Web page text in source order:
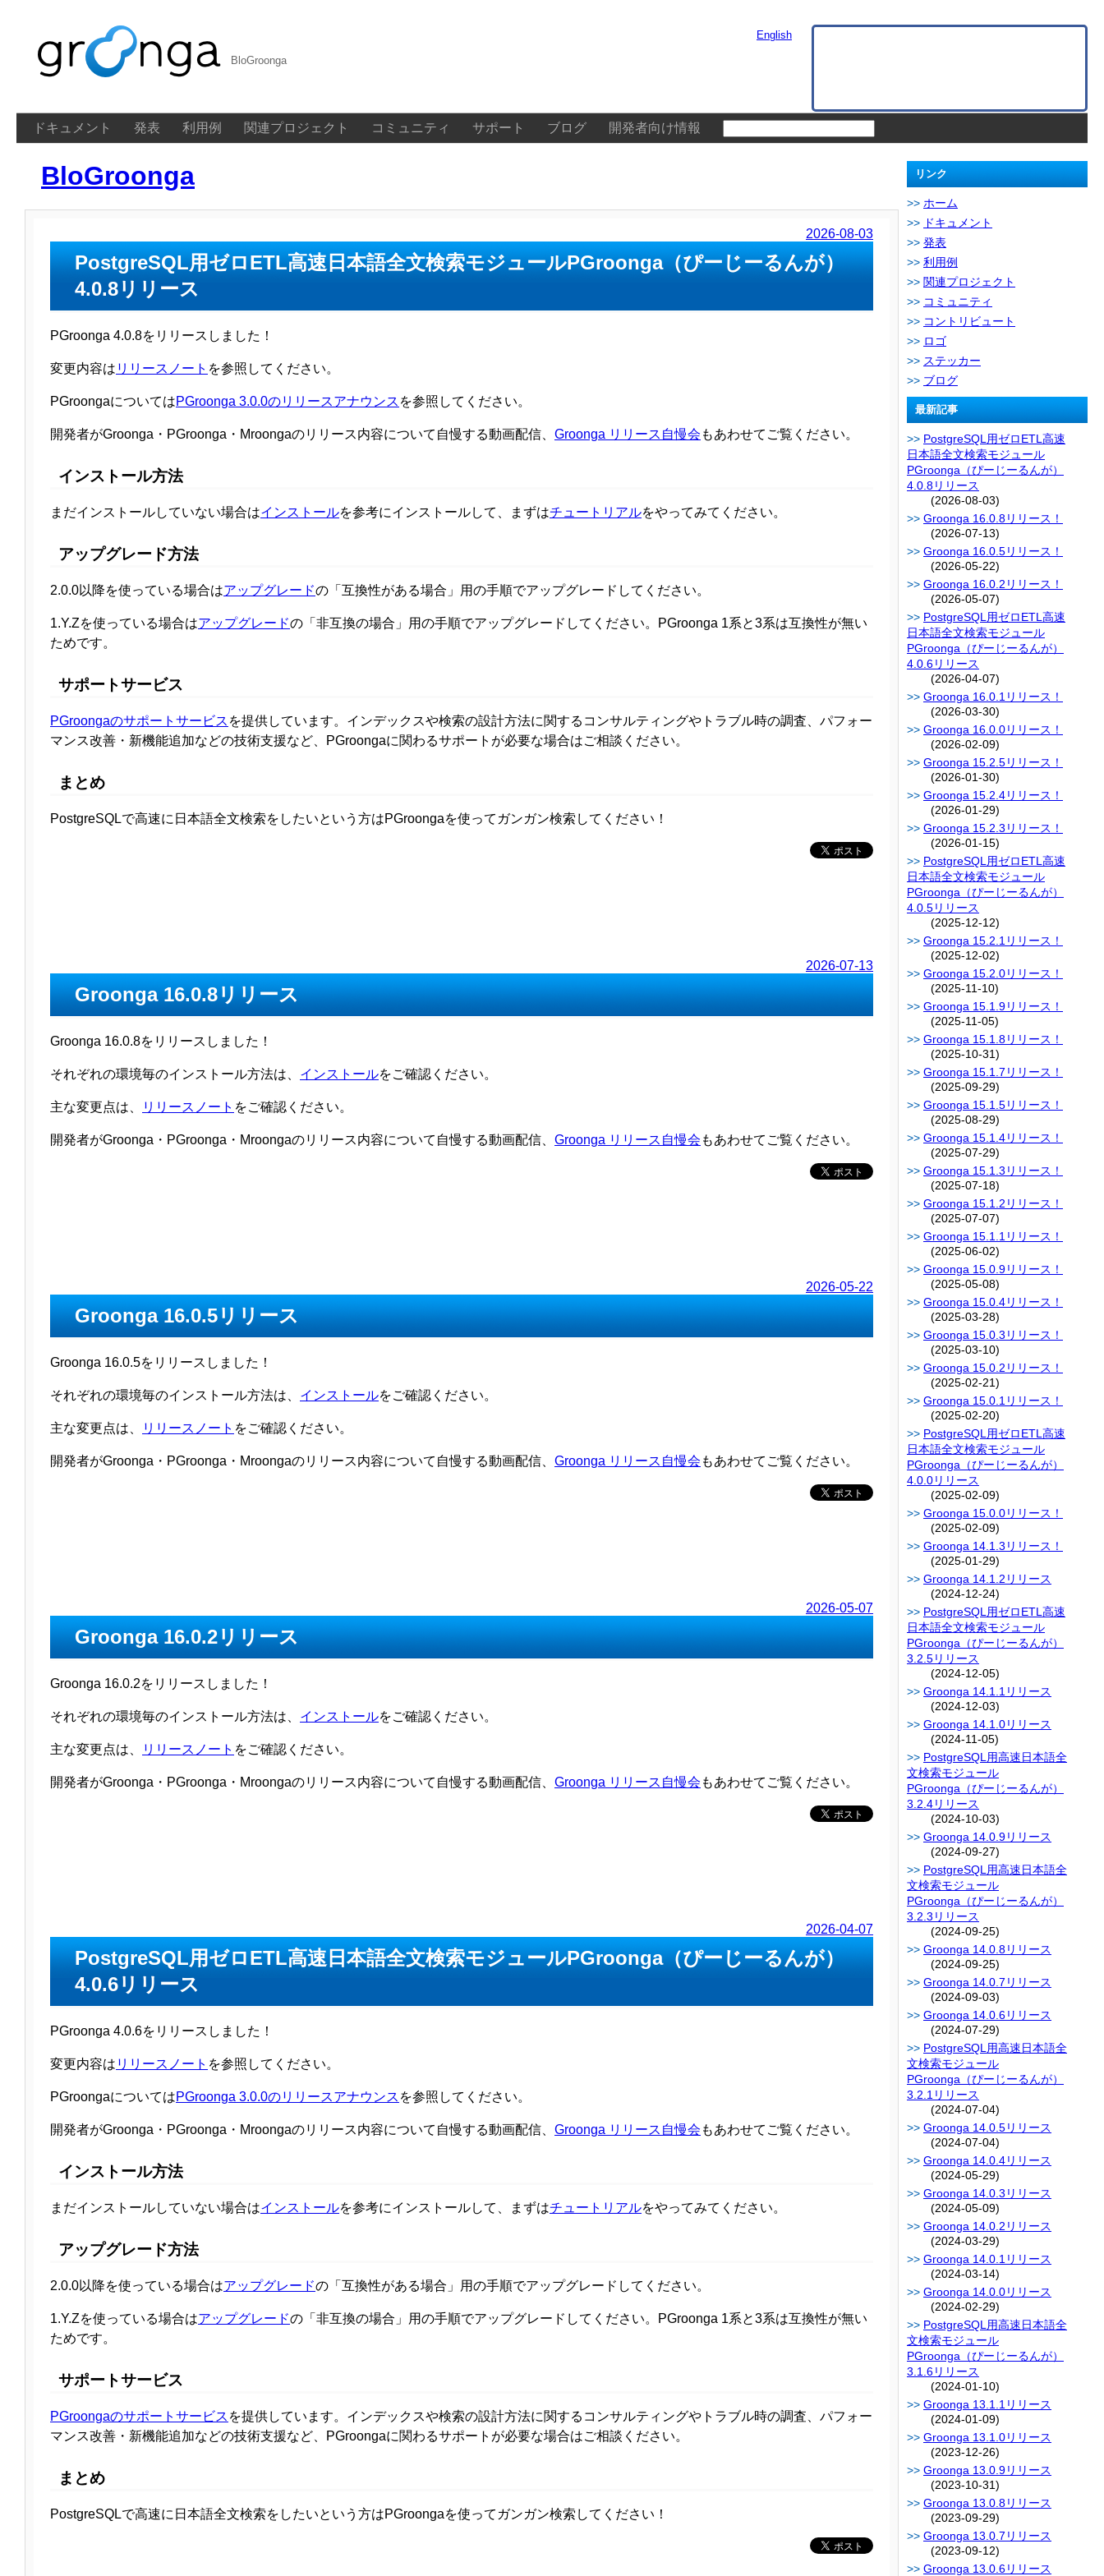
BloGroonga
ドキュメント 発表 利用例 関連プロジェクト コミュニティ サポート ブログ 開発者向け情報
English
BloGroonga
2026-08-03
PostgreSQL用ゼロETL高速日本語全文検索モジュールPGroonga（ぴーじーるんが）
4.0.8リリース
PGroonga 4.0.8をリリースしました！
変更内容は リリースノート を参照してください。
PGroongaについてはPGroonga 3.0.0のリリースアナウンス を参照してください。
開発者がGroonga・PGroonga・Mroongaのリリース内容について自慢する動画配信、 Groonga リリース自慢会 もあわせてご覧ください。
インストール方法
まだインストールしていない場合はインストールを参考にインストールして、まずはチュートリアルをやってみてください。
アップグレード方法
2.0.0以降を使っている場合はアップグレードの「互換性がある場合」用の手順でアップグレードしてください。
1.Y.Zを使っている場合はアップグレードの「非互換の場合」用の手順でアップグレードしてください。PGroonga 1系と3系は互換性が無い
ためです。
サポートサービス
PGroongaのサポートサービス を提供しています。インデックスや検索の設計方法に関するコンサルティングやトラブル時の調査、パフォー
マンス改善・新機能追加などの技術支援など、PGroongaに関わるサポートが必要な場合はご相談ください。
まとめ
PostgreSQLで高速に日本語全文検索をしたいという方はPGroongaを使ってガンガン検索してください！
2026-07-13
Groonga 16.0.8リリース
Groonga 16.0.8をリリースしました！
それぞれの環境毎のインストール方法は、 インストールをご確認ください。
主な変更点は、 リリースノート をご確認ください。
開発者がGroonga・PGroonga・Mroongaのリリース内容について自慢する動画配信、 Groonga リリース自慢会 もあわせてご覧ください。
2026-05-22
Groonga 16.0.5リリース
Groonga 16.0.5をリリースしました！
それぞれの環境毎のインストール方法は、 インストールをご確認ください。
主な変更点は、 リリースノート をご確認ください。
開発者がGroonga・PGroonga・Mroongaのリリース内容について自慢する動画配信、 Groonga リリース自慢会 もあわせてご覧ください。
2026-05-07
Groonga 16.0.2リリース
Groonga 16.0.2をリリースしました！
それぞれの環境毎のインストール方法は、 インストールをご確認ください。
主な変更点は、 リリースノート をご確認ください。
開発者がGroonga・PGroonga・Mroongaのリリース内容について自慢する動画配信、 Groonga リリース自慢会 もあわせてご覧ください。
2026-04-07
PostgreSQL用ゼロETL高速日本語全文検索モジュールPGroonga（ぴーじーるんが）
4.0.6リリース
PGroonga 4.0.6をリリースしました！
変更内容は リリースノート を参照してください。
PGroongaについてはPGroonga 3.0.0のリリースアナウンス を参照してください。
開発者がGroonga・PGroonga・Mroongaのリリース内容について自慢する動画配信、 Groonga リリース自慢会 もあわせてご覧ください。
インストール方法
まだインストールしていない場合はインストールを参考にインストールして、まずはチュートリアルをやってみてください。
アップグレード方法
2.0.0以降を使っている場合はアップグレードの「互換性がある場合」用の手順でアップグレードしてください。
1.Y.Zを使っている場合はアップグレードの「非互換の場合」用の手順でアップグレードしてください。PGroonga 1系と3系は互換性が無い
ためです。
サポートサービス
PGroongaのサポートサービス を提供しています。インデックスや検索の設計方法に関するコンサルティングやトラブル時の調査、パフォー
マンス改善・新機能追加などの技術支援など、PGroongaに関わるサポートが必要な場合はご相談ください。
まとめ
PostgreSQLで高速に日本語全文検索をしたいという方はPGroongaを使ってガンガン検索してください！
リンク
ホーム
ドキュメント
発表
利用例
関連プロジェクト
コミュニティ
コントリビュート
ロゴ
ステッカー
ブログ
最新記事
PostgreSQL用ゼロETL高速
日本語全文検索モジュール
PGroonga（ぴーじーるんが）
4.0.8リリース
(2026-08-03)
Groonga 16.0.8リリース！
(2026-07-13)
Groonga 16.0.5リリース！
(2026-05-22)
Groonga 16.0.2リリース！
(2026-05-07)
PostgreSQL用ゼロETL高速
日本語全文検索モジュール
PGroonga（ぴーじーるんが）
4.0.6リリース
(2026-04-07)
Groonga 16.0.1リリース！
(2026-03-30)
Groonga 16.0.0リリース！
(2026-02-09)
Groonga 15.2.5リリース！
(2026-01-30)
Groonga 15.2.4リリース！
(2026-01-29)
Groonga 15.2.3リリース！
(2026-01-15)
PostgreSQL用ゼロETL高速
日本語全文検索モジュール
PGroonga（ぴーじーるんが）
4.0.5リリース
(2025-12-12)
Groonga 15.2.1リリース！
(2025-12-02)
Groonga 15.2.0リリース！
(2025-11-10)
Groonga 15.1.9リリース！
(2025-11-05)
Groonga 15.1.8リリース！
(2025-10-31)
Groonga 15.1.7リリース！
(2025-09-29)
Groonga 15.1.5リリース！
(2025-08-29)
Groonga 15.1.4リリース！
(2025-07-29)
Groonga 15.1.3リリース！
(2025-07-18)
Groonga 15.1.2リリース！
(2025-07-07)
Groonga 15.1.1リリース！
(2025-06-02)
Groonga 15.0.9リリース！
(2025-05-08)
Groonga 15.0.4リリース！
(2025-03-28)
Groonga 15.0.3リリース！
(2025-03-10)
Groonga 15.0.2リリース！
(2025-02-21)
Groonga 15.0.1リリース！
(2025-02-20)
PostgreSQL用ゼロETL高速
日本語全文検索モジュール
PGroonga（ぴーじーるんが）
4.0.0リリース
(2025-02-09)
Groonga 15.0.0リリース！
(2025-02-09)
Groonga 14.1.3リリース！
(2025-01-29)
Groonga 14.1.2リリース
(2024-12-24)
PostgreSQL用ゼロETL高速
日本語全文検索モジュール
PGroonga（ぴーじーるんが）
3.2.5リリース
(2024-12-05)
Groonga 14.1.1リリース
(2024-12-03)
Groonga 14.1.0リリース
(2024-11-05)
PostgreSQL用高速日本語全
文検索モジュール
PGroonga（ぴーじーるんが）
3.2.4リリース
(2024-10-03)
Groonga 14.0.9リリース
(2024-09-27)
PostgreSQL用高速日本語全
文検索モジュール
PGroonga（ぴーじーるんが）
3.2.3リリース
(2024-09-25)
Groonga 14.0.8リリース
(2024-09-25)
Groonga 14.0.7リリース
(2024-09-03)
Groonga 14.0.6リリース
(2024-07-29)
PostgreSQL用高速日本語全
文検索モジュール
PGroonga（ぴーじーるんが）
3.2.1リリース
(2024-07-04)
Groonga 14.0.5リリース
(2024-07-04)
Groonga 14.0.4リリース
(2024-05-29)
Groonga 14.0.3リリース
(2024-05-09)
Groonga 14.0.2リリース
(2024-03-29)
Groonga 14.0.1リリース
(2024-03-14)
Groonga 14.0.0リリース
(2024-02-29)
PostgreSQL用高速日本語全
文検索モジュール
PGroonga（ぴーじーるんが）
3.1.6リリース
(2024-01-10)
Groonga 13.1.1リリース
(2024-01-09)
Groonga 13.1.0リリース
(2023-12-26)
Groonga 13.0.9リリース
(2023-10-31)
Groonga 13.0.8リリース
(2023-09-29)
Groonga 13.0.7リリース
(2023-09-12)
Groonga 13.0.6リリース